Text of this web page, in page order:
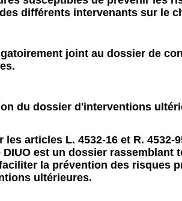
différents intervenants sur le
joint au dossier de
du dossier d'interventions
les articles L. 4532-16 et R. 4532-
DIUO est un dossier rassemblant
la prévention des risques
ultérieures.